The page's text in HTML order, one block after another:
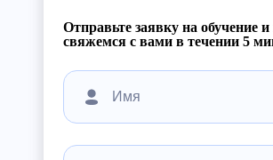
Отправьте заявку на обучение
свяжемся с вами в течении 5